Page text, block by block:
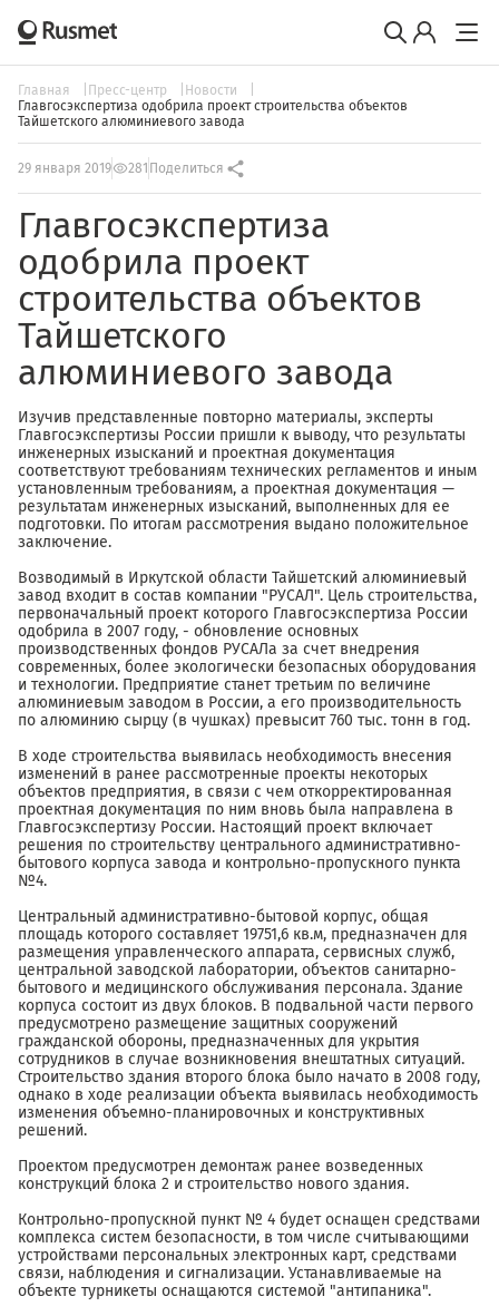
Главная Пресс-центр
Новости
Главгосэкспертиза одобрила проект строительства объектов
Тайшетского алюминиевого завода
29 января 2019 281 Поделиться
Главгосэкспертиза
одобрила проект
строительства объектов
Тайшетского
алюминиевого завода
Изучив представленные повторно материалы, эксперты
Главгосэкспертизы России пришли к выводу, что результаты
инженерных изысканий и проектная документация
соответствуют требованиям технических регламентов и иным
установленным требованиям, а проектная документация —
результатам инженерных изысканий, выполненных для ее
подготовки. По итогам рассмотрения выдано положительное
заключение.
Возводимый в Иркутской области Тайшетский алюминиевый
завод входит в состав компании "РУСАЛ". Цель строительства,
первоначальный проект которого Главгосэкспертиза России
одобрила в 2007 году, - обновление основных
производственных фондов РУСАЛа за счет внедрения
современных, более экологически безопасных оборудования
и технологии. Предприятие станет третьим по величине
алюминиевым заводом в России, а его производительность
по алюминию сырцу (в чушках) превысит 760 тыс. тонн в год.
В ходе строительства выявилась необходимость внесения
изменений в ранее рассмотренные проекты некоторых
объектов предприятия, в связи с чем откорректированная
проектная документация по ним вновь была направлена в
Главгосэкспертизу России. Настоящий проект включает
решения по строительству центрального административно-
бытового корпуса завода и контрольно-пропускного пункта
№4.
Центральный административно-бытовой корпус, общая
площадь которого составляет 19751,6 кв.м, предназначен для
размещения управленческого аппарата, сервисных служб,
центральной заводской лаборатории, объектов санитарно-
бытового и медицинского обслуживания персонала. Здание
корпуса состоит из двух блоков. В подвальной части первого
предусмотрено размещение защитных сооружений
гражданской обороны, предназначенных для укрытия
сотрудников в случае возникновения внештатных ситуаций.
Строительство здания второго блока было начато в 2008 году,
однако в ходе реализации объекта выявилась необходимость
изменения объемно-планировочных и конструктивных
решений.
Проектом предусмотрен демонтаж ранее возведенных
конструкций блока 2 и строительство нового здания.
Контрольно-пропускной пункт № 4 будет оснащен средствами
комплекса систем безопасности, в том числе считывающими
устройствами персональных электронных карт, средствами
связи, наблюдения и сигнализации. Устанавливаемые на
объекте турникеты оснащаются системой "антипаника".